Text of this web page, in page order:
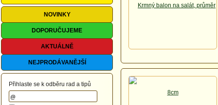
NOVINKY
DOPORUČUJEME
AKTUÁLNĚ
NEJPRODÁVANĚJŠÍ
Přihlaste se k odběru rad a tipů